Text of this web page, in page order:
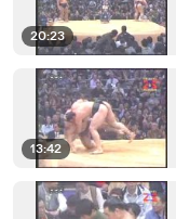
20:23
13:42